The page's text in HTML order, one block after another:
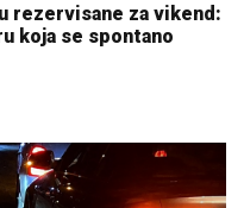
rezervisane za vikend:
koja se spontano